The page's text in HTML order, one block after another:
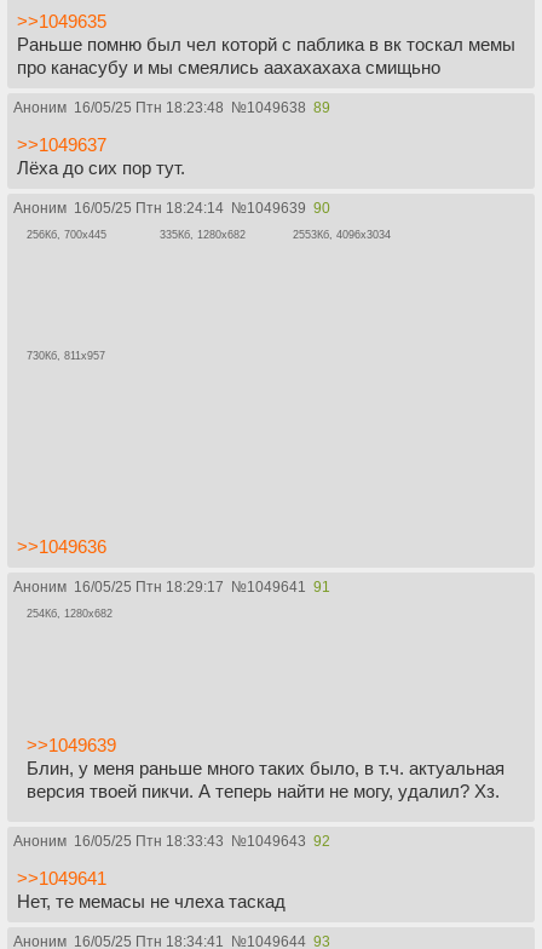
>>1049635
Раньше помню был чел которй с паблика в вк тоскал мемы
про канасубу и мы смеялись аахахахаха смищьно
Аноним 16/05/25 Птн 18:23:48 №1049638 89
>>1049637
Лёха до сих пор тут.
Аноним 16/05/25 Птн 18:24:14 №1049639 90
256Кб, 700x445 335Кб, 1280x682 2553Кб, 4096x3034
730Кб, 811x957
>>1049636
Аноним 16/05/25 Птн 18:29:17 №1049641 91
254Кб, 1280x682
>>1049639
Блин, у меня раньше много таких было, в т.ч. актуальная
версия твоей пикчи. А теперь найти не могу, удалил? Хз.
Аноним 16/05/25 Птн 18:33:43 №1049643 92
>>1049641
Нет, те мемасы не члеха таскад
Аноним 16/05/25 Птн 18:34:41 №1049644 93